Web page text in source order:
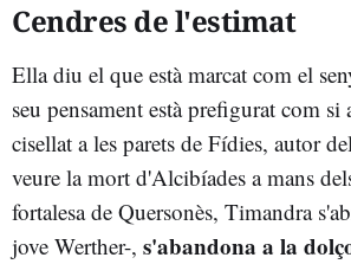
Cendres de l'estimat
Ella diu el que està marcat com el
seu pensament està prefigurat com si
cisellat a les parets de Fídies, autor
veure la mort d'Alcibíades a mans
fortalesa de Quersonès, Timandra
jove Werther-, s'abandona a la